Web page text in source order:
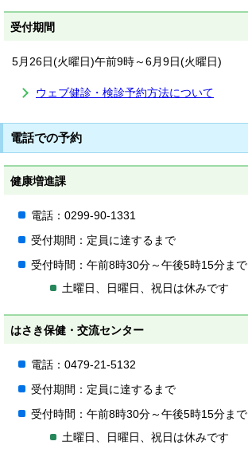
受付期間
5月26日(火曜日)午前9時～6月9日(火曜日)
ウェブ健診・検診予約方法について
電話での予約
健康増進課
電話：0299-90-1331
受付期間：定員に達するまで
受付時間：午前8時30分～午後5時15分まで
土曜日、日曜日、祝日は休みです
はさき保健・交流センター
電話：0479-21-5132
受付期間：定員に達するまで
受付時間：午前8時30分～午後5時15分まで
土曜日、日曜日、祝日は休みです